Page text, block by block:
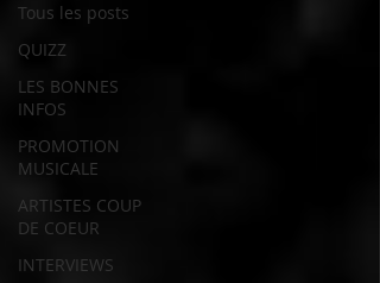
Tous les posts
QUIZZ
LES BONNES
INFOS
PROMOTION
MUSICALE
ARTISTES COUP
DE COEUR
INTERVIEWS